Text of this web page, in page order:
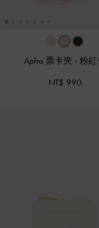
Apfra 票卡夾 -粉
NT$ 990